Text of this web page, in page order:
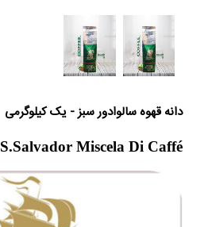
دانه قهوه سالوادور سبز - یک کیلوگرمی
S.Salvador Miscela Di Caffé